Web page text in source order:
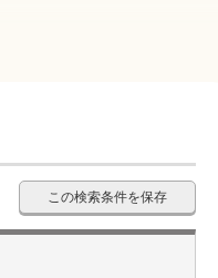
この検索条件を保存